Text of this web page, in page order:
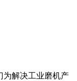
为解决工业磨机产